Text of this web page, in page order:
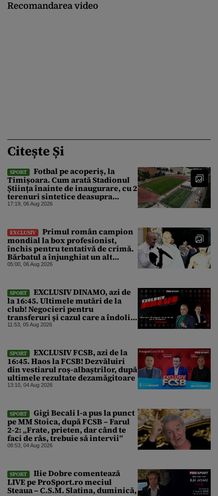
Recomandarea video
Citește Și
SPORT
Fotbal pe acoperiș, la
Timișoara. Cum arată Stadionul
Știința înainte de inaugurare, cu 2
terenuri sintetice deasupra
tribunei
17:19, 06 Aug 2026
EXCLUSIV
Primul român campion
mondial la box profesionist,
închis pentru tentativă de crimă.
Bărbatul a înjunghiat un alt
interlop periculos
05:00, 06 Aug 2026
SPORT
EXCLUSIV DINAMO, azi de
la 16:45. Ultimele mutări de la
club! Negocieri pentru
transferuri și cazul care a îndoliat
Dinamo
11:53, 05 Aug 2026
SPORT
EXCLUSIV FCSB, azi de la
16:45. Haos la FCSB! Dezvăluiri
din vestiarul roș-albaștrilor, după
ultimele rezultate dezamăgitoare
13:10, 04 Aug 2026
SPORT
Gigi Becali l-a pus la punct
pe MM Stoica, după FCSB – Farul
2-2: „Frate, prieten, dar când te
faci de râs, trebuie să intervii”
08:53, 04 Aug 2026
SPORT
Ilie Dobre comentează
LIVE pe ProSport.ro meciul
Steaua – C.S.M. Slatina, duminică,